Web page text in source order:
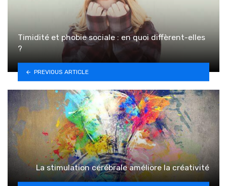
Timidité et phobie sociale : en quoi diffèrent-elles
?
PREVIOUS ARTICLE
La stimulation cérébrale améliore la créativité